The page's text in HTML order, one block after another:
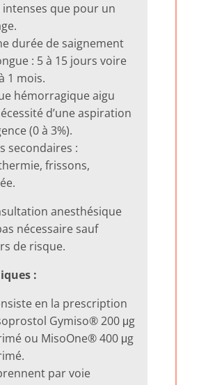
que pour un
durée de saignement
: 5 à 15 jours voire
1 mois.
hémorragique aigu
d’une aspiration
(0 à 3%).
secondaires :
frissons,
anesthésique
nécessaire sauf
de risque.
:
en la prescription
Gymiso® 200 μg
ou MisoOne® 400 μg
par voie